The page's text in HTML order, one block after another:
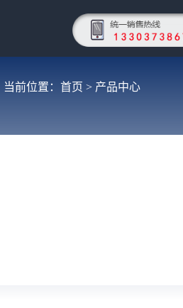
当前位置： 首页 > 产品中心